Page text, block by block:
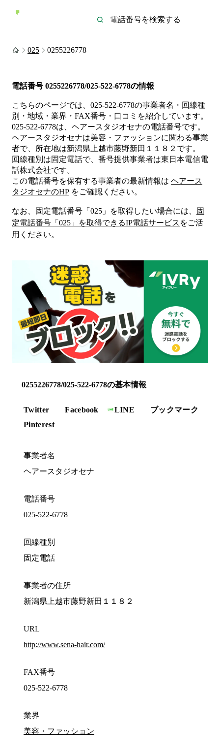
025 0255226778
電話番号 0255226778/025-522-6778の情報
こちらのページでは、 025-522-6778の事業者名・回線種
別・地域・業界・FAX番号・口コミを紹介しています。
025-522-6778は、 ヘアースタジオセナの電話番号です。
ヘアースタジオセナは美容・ファッションに関わる事業
者で、所在地は新潟県上越市藤野新田１１８２ です。
回線種別は固定電話で、番号提供事業者は東日本電信電
話株式会社です。
この電話番号を保有する事業者の最新情報は ヘアース
タジオセナのHP をご確認ください。
なお、固定電話番号「 025 」を取得したい場合には、
固
定電話番号「 025 」を取得できるIP電話サービス をご活
用ください。
0255226778/025-522-6778の基本情報
Twitter Facebook LINE
ブックマーク
Pinterest
事業者名
ヘアースタジオセナ
電話番号
025-522-6778
回線種別
固定電話
事業者の住所
新潟県上越市藤野新田１１８２
URL
http://www.sena-hair.com/
FAX番号
025-522-6778
業界
美容・ファッション